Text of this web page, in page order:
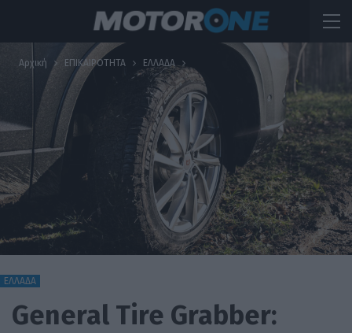
Αρχική ΕΠΙΚΑΙΡΟΤΗΤΑ ΕΛΛΑΔΑ
ΕΛΛΑΔΑ
General Tire Grabber: